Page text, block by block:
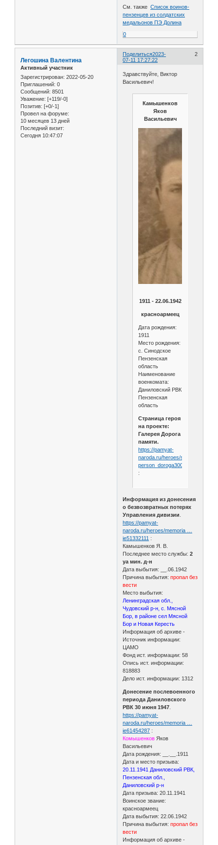
См. такжеСписок воинов-
пензенцев из солдатских
медальонов ПЭ Долина
0
Поделиться 2
2023-
07-11 17:27:22
Легошина Валентина
Активный участник
Зарегистрирован: 2022-05-20
Приглашений: 0
Сообщений: 8501
Уважение: [+119/-0]
Позитив: [+0/-1]
Провел на форуме:
10 месяцев 13 дней
Последний визит:
Сегодня 10:47:07
Здравствуйте, Виктор
Васильевич!
Камышенков
Яков
Васильевич
1911 - 22.06.1942
красноармеец
Дата рождения:
1911
Место рождения:
с. Синодское
Пензенская
область
Наименование
военкомата:
Даниловский РВК
Пензенская
область
Страница героя
на проекте:
Галерея Дорога
памяти.
https://pamyat-
naroda.ru/heroes/sm-
person_doroga3002159
:
Информация из донесения
о безвозвратных потерях
Управления дивизии
https://pamyat-
naroda.ru/heroes/memoria …
ie51332111 :
Камышенков Я. В.
Последнее место службы: 2
уа мин. д-н
Дата выбытия: __.06.1942
Причина выбытия:пропал без
вести
Место выбытия:
Ленинградская обл.,
Чудовский р-н, с. Мясной
Бор, в районе сел Мясной
Бор и Новая Кересть
Информация об архиве -
Источник информации:
ЦАМО
Фонд ист. информации: 58
Опись ист. информации:
818883
Дело ист. информации: 1312
Донесение послевоенного
периода Даниловского
РВК 30 июня 1947
https://pamyat-
naroda.ru/heroes/memoria …
ie61454287 :
Комышенков Яков
Васильевич
Дата рождения: __.__.1911
Дата и место призыва:
20.11.1941 Даниловский РВК,
Пензенская обл.,
Даниловский р-н
Дата призыва: 20.11.1941
Воинское звание:
красноармеец
Дата выбытия: 22.06.1942
Причина выбытия:пропал без
вести
Информация об архиве -